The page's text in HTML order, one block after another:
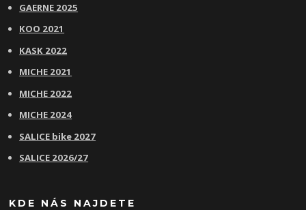
GAERNE 2025
KOO 2021
KASK 2022
MICHE 2021
MICHE 2022
MICHE 2024
SALICE bike 2027
SALICE 2026/27
KDE NÁS NAJDETE